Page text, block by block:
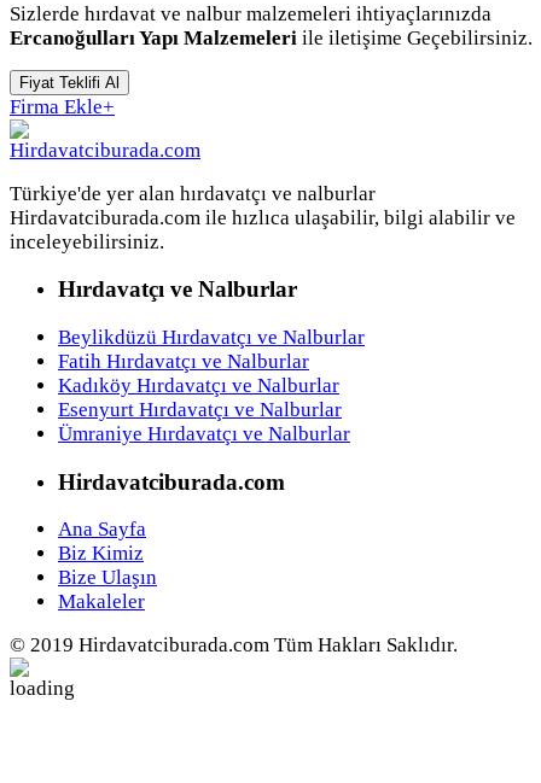
Sizlerde hırdavat ve nalbur malzemeleri ihtiyaçlarınızda
Ercanoğulları Yapı Malzemeleri ile iletişime Geçebilirsiniz.
Fiyat Teklifi Al
Firma Ekle+
Türkiye'de yer alan hırdavatçı ve nalburlar
Hirdavatciburada.com ile hızlıca ulaşabilir, bilgi alabilir ve
inceleyebilirsiniz.
Hırdavatçı ve Nalburlar
Beylikdüzü Hırdavatçı ve Nalburlar
Fatih Hırdavatçı ve Nalburlar
Kadıköy Hırdavatçı ve Nalburlar
Esenyurt Hırdavatçı ve Nalburlar
Ümraniye Hırdavatçı ve Nalburlar
Hirdavatciburada.com
Ana Sayfa
Biz Kimiz
Bize Ulaşın
Makaleler
© 2019 Hirdavatciburada.com Tüm Hakları Saklıdır.